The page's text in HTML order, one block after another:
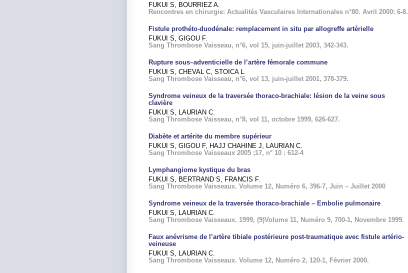
FUKUI S, BOURRIEZ A.
Rencontres en chirurgie: Actualités Vasculaires Internationales n°80. Avril 2000: 6-8.
Fistule prothéto-duodénale: remplacement in situ par allogreffe artérielle
FUKUI S, GIGOU F.
Sang Thrombose Vaisseau, n°6, vol 15, juin-juillet 2003, 342-343.
Rupture sous–adventicielle de l’artère fémorale commune
FUKUI S, CHEVAL C, STOICA L.
Sang Thrombose Vaisseau, n°6, vol 13, juin-juillet 2001, 378-379.
Syndrome veineux de la traversée thoraco-brachiale: lésion de la veine sous
clavière
FUKUI S, LAURIAN C.
Sang Thrombose Vaisseau, n°8, vol 11, octobre 1999, 626-627.
Diabète et artérite du membre supérieur
FUKUI S, GIGOU F, HAJJ CHAHINE J, LAURIAN C.
Sang Thrombose Vaisseaux 2005 ;17, n° 10 : 612-4
Lymphangiome kystique du bras
FUKUI S, BERTRAND S, FRANCIS F.
Sang Thrombose Vaisseaux. Volume 12, Numéro 6, 396-7, Juin – Juillet 2000
Syndrome veineux de la traversée thoraco-brachiale – Embolie pulmonaire
FUKUI S, LAURIAN C.
Sang Thrombose Vaisseaux. 1999, (9)Volume 11, Numéro 9, 700-1, Novembre 1999.
Faux anévrisme de l’artère tibiale postérieure post-traumatique avec fistule artério-
veineuse
FUKUI S, LAURIAN C.
Sang Thrombose Vaisseaux. Volume 12, Numéro 2, 120-1, Février 2000.